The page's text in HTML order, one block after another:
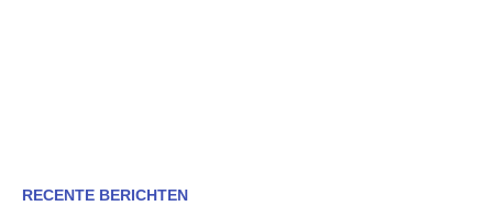
RECENTE BERICHTEN